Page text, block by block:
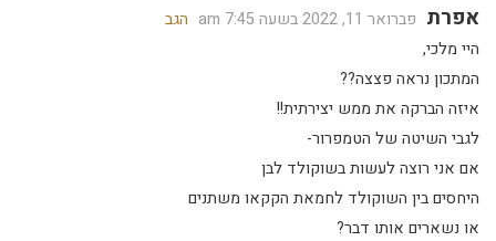
אפרת פברואר 11, 2022 בשעה 7:45 am
הגב
היי מלכי,
המתכון נראה פצצה??
איזה הברקה את ממש יצירתית!!
לגבי השיטה של הטמפרור-
אם אני רוצה לעשות בשוקולד לבן
היחסים בין השוקולד לחמאת הקקאו משתנים
או נשארים אותו דבר?